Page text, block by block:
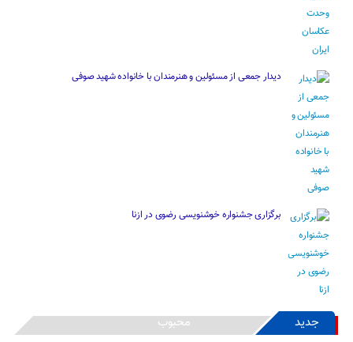
دیدار جمعی از مسئولین و هنرمندان با خانواده شهید صوفی
برگزاری جشنواره خوشنویسی رضوی در ازنا
جدید محبوب